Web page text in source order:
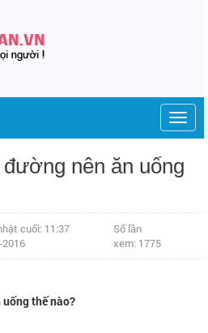
nên ăn uống
cuối: 11:37
2016
Số lần
xem: 1775
thế nào?